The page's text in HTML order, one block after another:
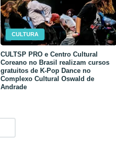
CULTURA
CULTSP PRO e Centro Cultural
Coreano no Brasil realizam cursos
gratuitos de K-Pop Dance no
Complexo Cultural Oswald de
Andrade